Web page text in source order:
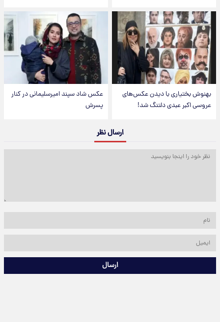
بهنوش بختیاری با دیدن عکس‌های
عروسی اکبر عبدی دلتنگ شد!
عکس شاد سپند امیرسلیمانی در کنار
پسرش
ارسال نظر
ارسال